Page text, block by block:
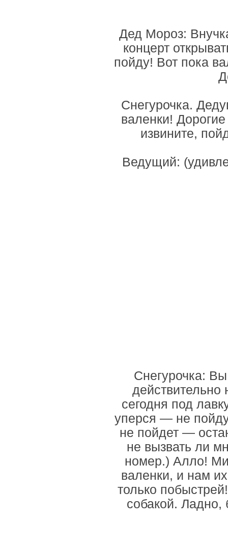
Дед Мороз:
концерт
пойду! Вот пока
Снегурочка.
валенки!
извините,
Ведущий:
Снегурочка:
действительно
сегодня под
уперся — не пойду
не пойдет —
не вызвать ли
номер.) Алло!
валенки, и нам
только
собакой. Ладно,